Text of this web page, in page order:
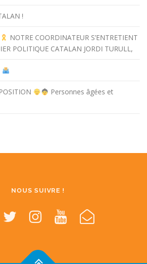
!
NOTRE COORDINATEUR S’ENTRETIENT
POLITIQUE CATALAN JORDI TURULL,
Personnes âgées et
NOUS SUIVRE !